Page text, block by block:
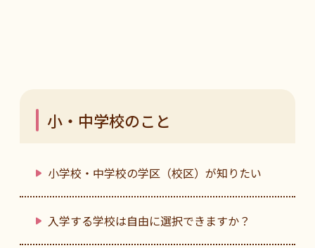
小・中学校のこと
小学校・中学校の学区（校区）が知りたい
入学する学校は自由に選択できますか？